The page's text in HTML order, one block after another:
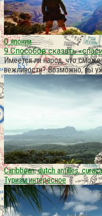
О японии
9 Способов сказать
Имеется ли народ, что
вежливости? Возможно, вы
Caribbean, dutch antilles,
Туризм интересное